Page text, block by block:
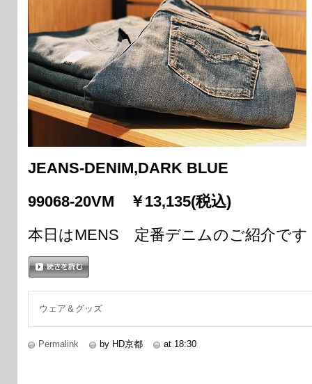
JEANS-DENIM,DARK BLUE
99068-20VM ￥13,135(税込)
本日はMENS 定番デニムのご紹介です
ウェア＆グッズ
Permalink by HD京都 at 18:30